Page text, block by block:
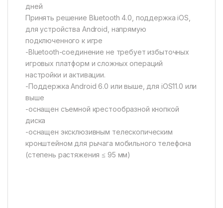
дней
Принять решение Bluetooth 4.0, поддержка iOS,
для устройства Android, напрямую
подключенного к игре
-Bluetooth-соединение не требует избыточных
игровых платформ и сложных операций
настройки и активации.
-Поддержка Android 6.0 или выше, для iOS11.0 или
выше
-оснащен съемной крестообразной кнопкой
диска
-оснащен эксклюзивным телескопическим
кронштейном для рычага мобильного телефона
(степень растяжения ≤ 95 мм)